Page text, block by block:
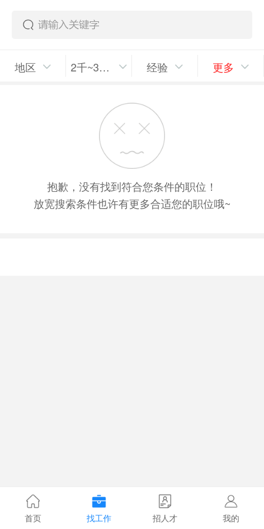
地区 2千~3千/月 经验 更多
抱歉，没有找到符合您条件的职位！
放宽搜索条件也许有更多合适您的职位哦~
首页 找工作 招人才 我的